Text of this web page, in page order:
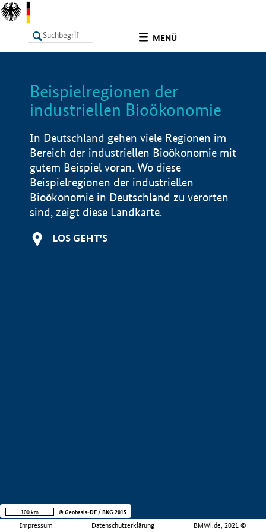
MENÜ
LISTE
Beispielregionen der
industriellen Bioökonomie
In Deutschland gehen viele Regionen im
Bereich der industriellen Bioökonomie mit
gutem Beispiel voran. Wo diese
Beispielregionen der industriellen
Bioökonomie in Deutschland zu verorten
sind, zeigt diese Landkarte.
LOS GEHT'S
Impressum Datenschutzerklärung BMWi.de, 2021 ©
100 km © Geobasis-DE / BKG 2015